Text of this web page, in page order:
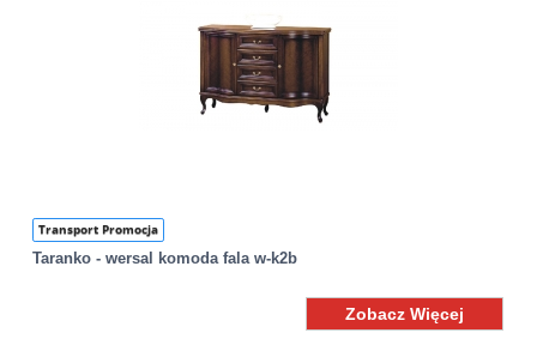
Transport Promocja
Taranko - wersal komoda fala w-k2b
Zobacz Więcej